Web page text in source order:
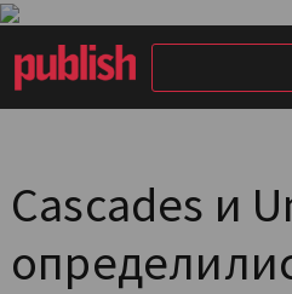
Cascades и